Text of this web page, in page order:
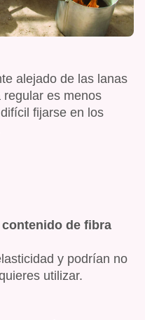
alejado de las lanas
es menos
fijarse en los
de fibra
y podrían no
utilizar.